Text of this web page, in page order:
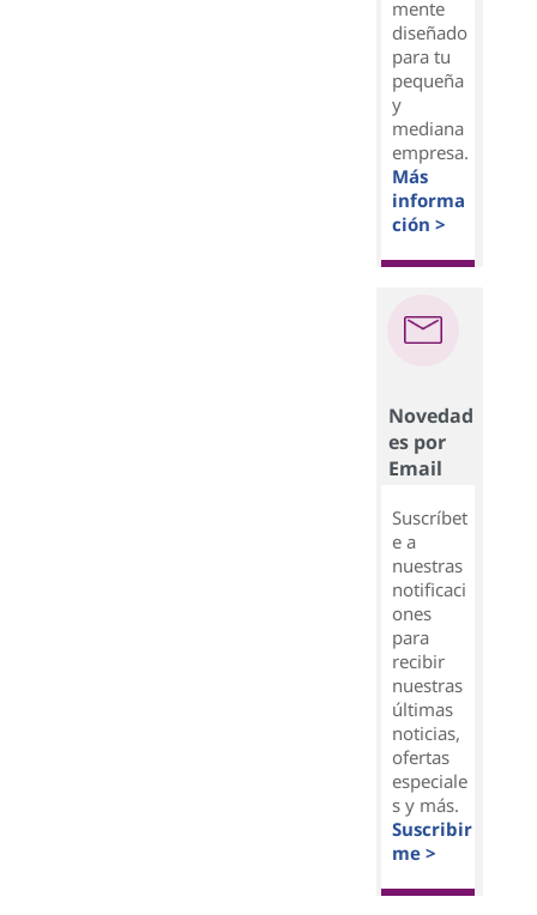
mente
diseñado
para tu
pequeña
y
mediana
empresa.
Más
informa
ción >
Novedad
es por
Email
Suscríbet
e a
nuestras
notificaci
ones
para
recibir
nuestras
últimas
noticias,
ofertas
especiale
s y más.
Suscribir
me >